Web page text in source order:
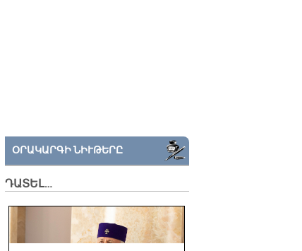
ՕՐԱԿԱՐԳԻ ՆԻՒԹԵՐԸ
ԴԱՏԵԼ…